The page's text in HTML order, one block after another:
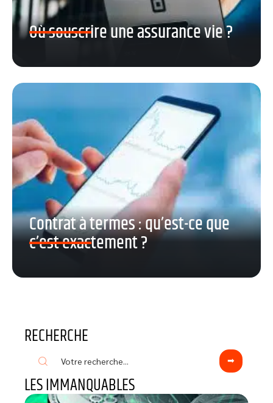
Où souscrire une assurance vie ?
Contrat à termes : qu’est-ce que
c’est exactement ?
RECHERCHE
LES IMMANQUABLES